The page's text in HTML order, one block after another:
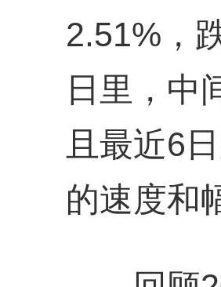
2.51%，
日里，中
且最近6
的速度和